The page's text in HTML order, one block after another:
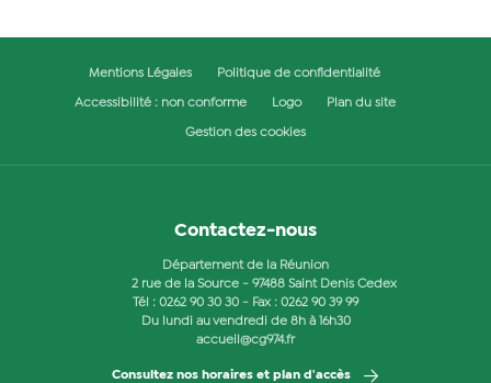
Mentions Légales Politique de confidentialité
Accessibilité : non conforme Logo Plan du site
Gestion des cookies
Contactez-nous
Département de la Réunion
2 rue de la Source - 97488 Saint Denis Cedex
Tél : 0262 90 30 30 - Fax : 0262 90 39 99
Du lundi au vendredi de 8h à 16h30
accueil@cg974.fr
Consultez nos horaires et plan d'accès